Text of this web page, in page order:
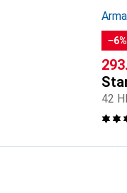
−6%
CHF
42